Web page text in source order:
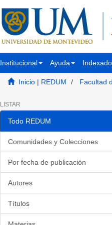
Institucional Ayuda
Inicio | REDUM Facultad
LISTAR
Todo REDUM
Comunidades y Colecciones
Por fecha de publicación
Autores
Títulos